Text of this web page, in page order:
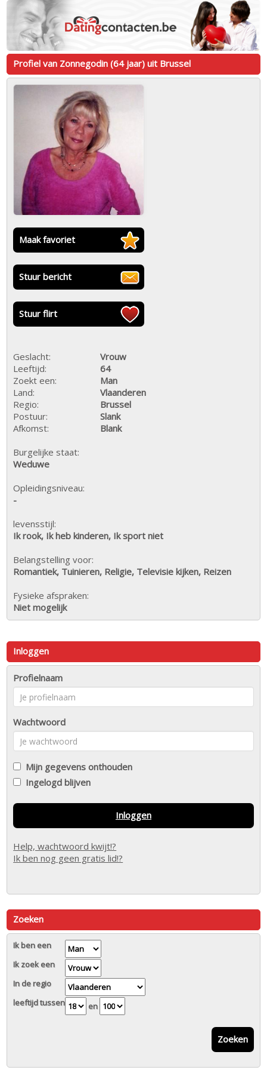
Profiel van Zonnegodin (64 jaar) uit Brussel
Maak favoriet
Stuur bericht
Stuur flirt
Geslacht:
Vrouw
Leeftijd:
64
Zoekt een:
Man
Land:
Vlaanderen
Regio:
Brussel
Postuur:
Slank
Afkomst:
Blank
Burgelijke staat:
Weduwe
Opleidingsniveau:
-
levensstijl:
Ik rook, Ik heb kinderen, Ik sport niet
Belangstelling voor:
Romantiek, Tuinieren, Religie, Televisie kijken, Reizen
Fysieke afspraken:
Niet mogelijk
Inloggen
Profielnaam
Wachtwoord
Mijn gegevens onthouden
Ingelogd blijven
Inloggen
Help, wachtwoord kwijt!?
Ik ben nog geen gratis lid!?
Zoeken
Ik ben een
Ik zoek een
In de regio
leeftijd tussen
en
Zoeken